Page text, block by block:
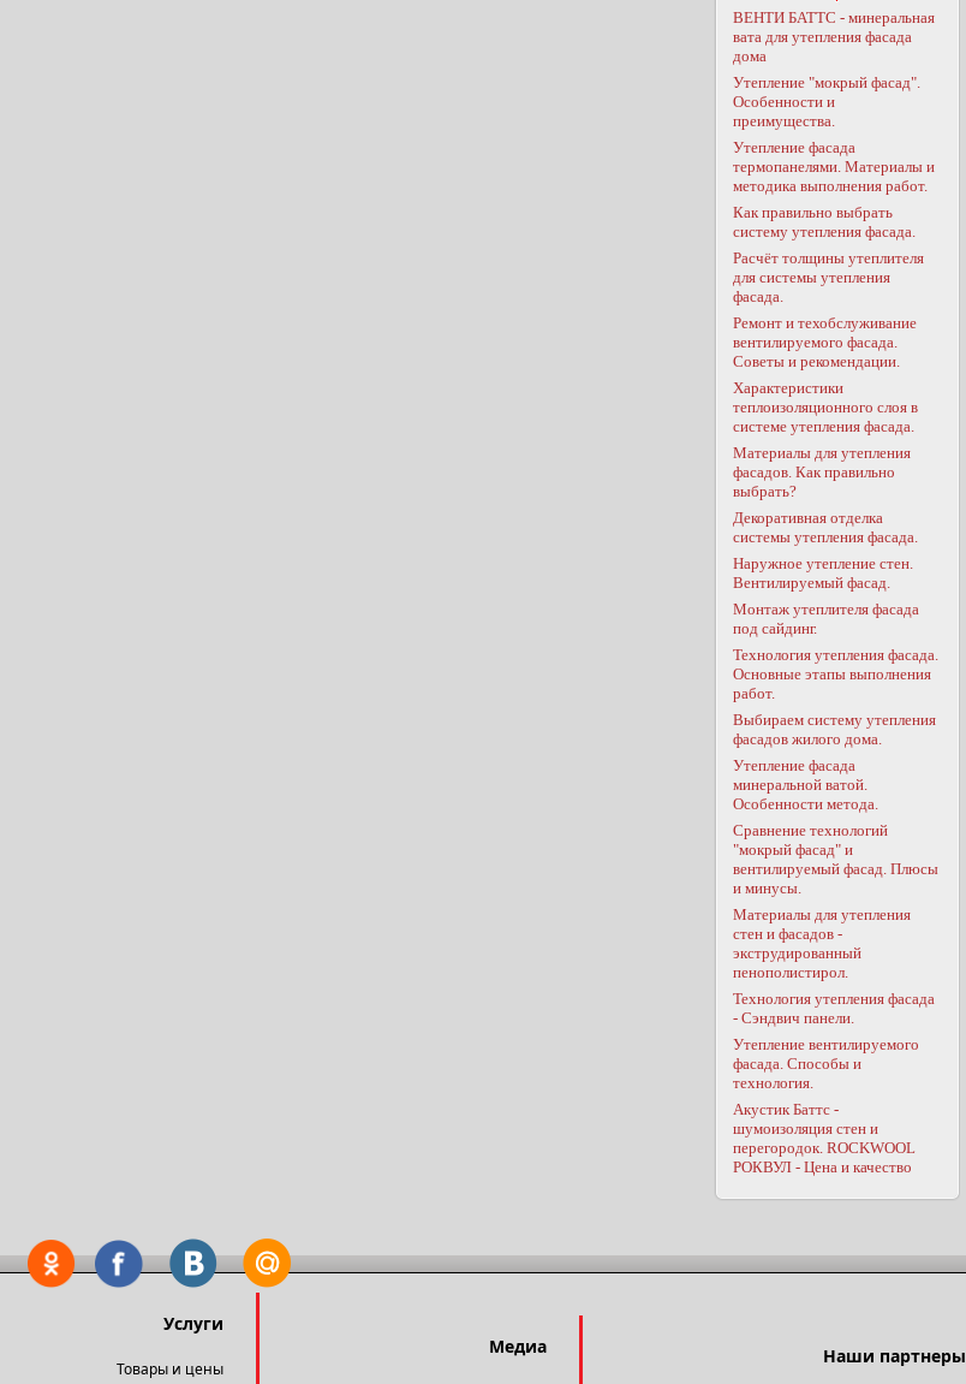
ВЕНТИ БАТТС - минеральная
вата для утепления фасада
дома
Утепление "мокрый фасад".
Особенности и
преимущества.
Утепление фасада
термопанелями. Материалы и
методика выполнения работ.
Как правильно выбрать
систему утепления фасада.
Расчёт толщины утеплителя
для системы утепления
фасада.
Ремонт и техобслуживание
вентилируемого фасада.
Советы и рекомендации.
Характеристики
теплоизоляционного слоя в
системе утепления фасада.
Материалы для утепления
фасадов. Как правильно
выбрать?
Декоративная отделка
системы утепления фасада.
Наружное утепление стен.
Вентилируемый фасад.
Монтаж утеплителя фасада
под сайдинг.
Технология утепления фасада.
Основные этапы выполнения
работ.
Выбираем систему утепления
фасадов жилого дома.
Утепление фасада
минеральной ватой.
Особенности метода.
Сравнение технологий
"мокрый фасад" и
вентилируемый фасад. Плюсы
и минусы.
Материалы для утепления
стен и фасадов -
экструдированный
пенополистирол.
Технология утепления фасада
- Сэндвич панели.
Утепление вентилируемого
фасада. Способы и
технология.
Акустик Баттс -
шумоизоляция стен и
перегородок. ROCKWOOL
РОКВУЛ - Цена и качество
Услуги
Товары и цены
Медиа Наши партнеры